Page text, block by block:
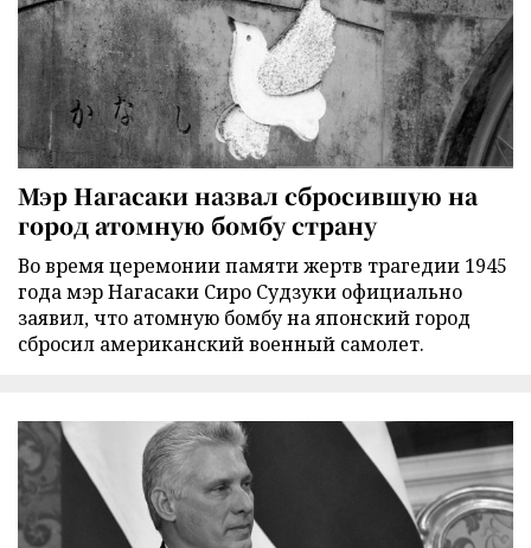
Мэр Нагасаки назвал сбросившую на
город атомную бомбу страну
Во время церемонии памяти жертв трагедии 1945
года мэр Нагасаки Сиро Судзуки официально
заявил, что атомную бомбу на японский город
сбросил американский военный самолет.